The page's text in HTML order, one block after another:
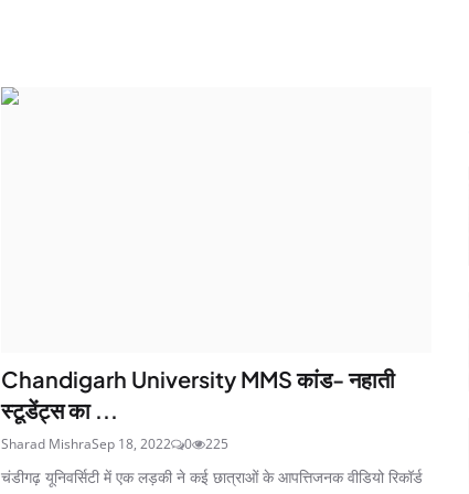
Chandigarh University MMS कांड- नहाती
स्टूडेंट्स का ...
Sharad MishraSep 18, 2022 0 225
चंडीगढ़ यूनिवर्सिटी में एक लड़की ने कई छात्राओं के आपत्तिजनक वीडियो रिकॉर्ड